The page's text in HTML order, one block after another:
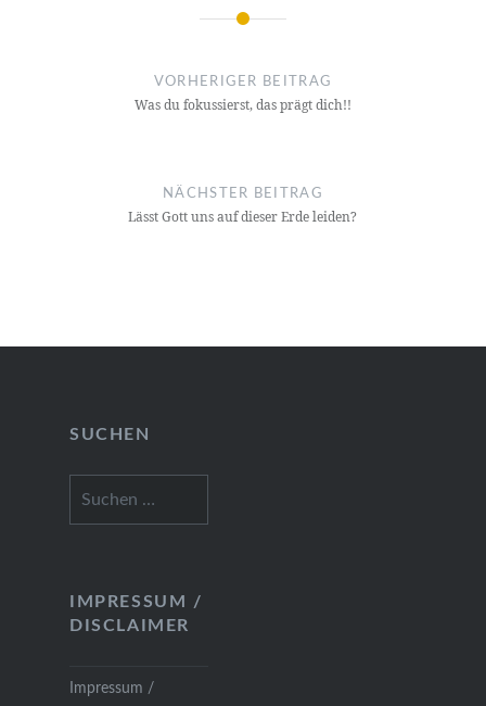
Beitragsnavigation
VORHERIGER BEITRAG
Was du fokussierst, das prägt dich!!
NÄCHSTER BEITRAG
Lässt Gott uns auf dieser Erde leiden?
SUCHEN
IMPRESSUM /
DISCLAIMER
Impressum /